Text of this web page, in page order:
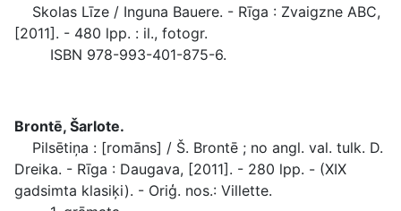
Skolas Līze / Inguna Bauere. - Rīga : Zvaigzne ABC,
[2011]. - 480 lpp. : il., fotogr.
ISBN 978-993-401-875-6.
Brontē, Šarlote.
Pilsētiņa : [romāns] / Š. Brontē ; no angl. val. tulk. D.
Dreika. - Rīga : Daugava, [2011]. - 280 lpp. - (XIX
gadsimta klasiķi). - Oriģ. nos.: Villette.